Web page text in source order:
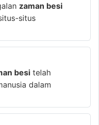
zaman besi
situs
besi telah
dalam